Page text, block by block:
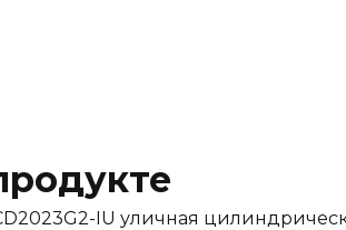
IU уличная